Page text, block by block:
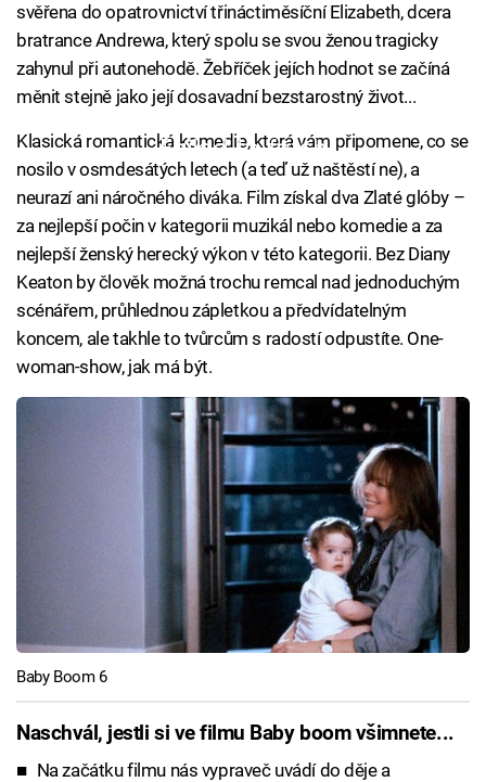
svěřena do opatrovnictví třináctiměsíční Elizabeth, dcera
bratrance Andrewa, který spolu se svou ženou tragicky
zahynul při autonehodě. Žebříček jejích hodnot se začíná
měnit stejně jako její dosavadní bezstarostný život...
Failed to fetch
Klasická romantická komedie, která vám připomene, co se
nosilo v osmdesátých letech (a teď už naštěstí ne), a
neurazí ani náročného diváka. Film získal dva Zlaté glóby –
za nejlepší počin v kategorii muzikál nebo komedie a za
nejlepší ženský herecký výkon v této kategorii. Bez Diany
Keaton by člověk možná trochu remcal nad jednoduchým
scénářem, průhlednou zápletkou a předvídatelným
koncem, ale takhle to tvůrcům s radostí odpustíte. One-
woman-show, jak má být.
Baby Boom 6
Naschvál, jestli si ve filmu Baby boom všimnete...
Na začátku filmu nás vypraveč uvádí do děje a